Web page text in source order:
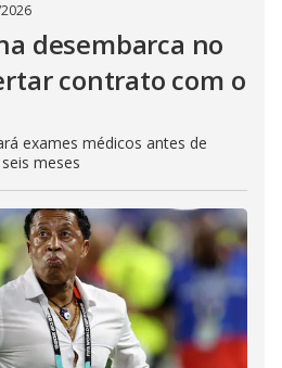
desembarca no
contrato com o
exames médicos antes de
meses